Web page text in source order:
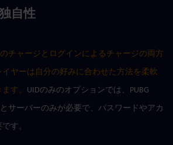
自性
のチャージとログインによるチャージの両方
ヤーは自分の好みに合わせた方法を柔軟
す。 UIDのみのオプションでは、PUBG
サーバーのみが必要で、パスワードやアカ
す。